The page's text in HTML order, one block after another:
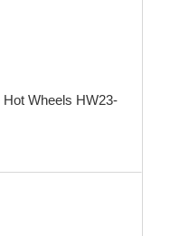
Wheels HW23-